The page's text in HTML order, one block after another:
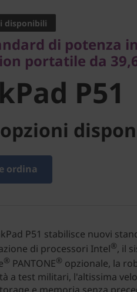
da 39,62
P51
disponibili
di potenza
portatile da
P51
ordina
P51 stabilisce nuovi
di processori Intel®, il
® PANTONE® opzionale, la
a test militari, l'altissima